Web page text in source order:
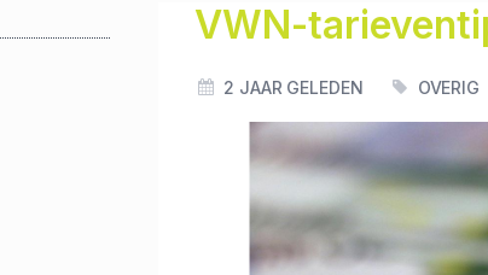
VWN-
2 JAAR GELEDEN OVERIG